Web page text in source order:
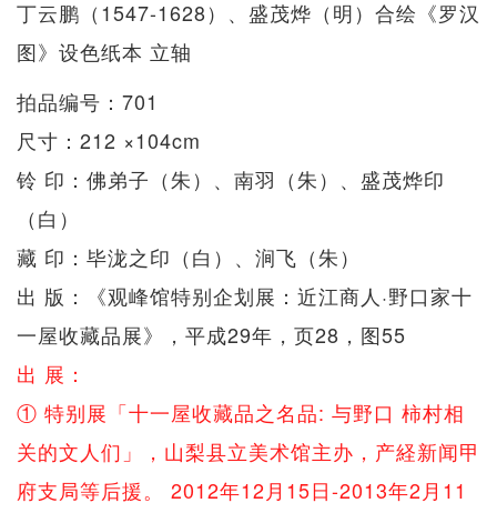
丁云鹏（1547-1628）、盛茂烨（明）合绘《罗汉
图》设色纸本 立轴
拍品编号：701
尺寸：212 ×104cm
铃 印：佛弟子（朱）、南羽（朱）、盛茂烨印
（白）
藏 印：毕泷之印（白）、涧飞（朱）
出 版：《观峰馆特别企划展：近江商人·野口家十
一屋收藏品展》，平成29年，页28，图55
出 展：
① 特别展「十一屋收藏品之名品: 与野口 柿村相
关的文人们」，山梨县立美术馆主办，产経新闻甲
府支局等后援。 2012年12月15日-2013年2月11